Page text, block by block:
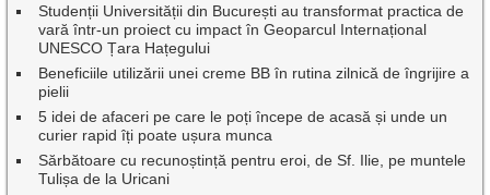
Studenții Universității din București au transformat practica de
vară într-un proiect cu impact în Geoparcul Internațional
UNESCO Țara Hațegului
Beneficiile utilizării unei creme BB în rutina zilnică de îngrijire a
pielii
5 idei de afaceri pe care le poți începe de acasă și unde un
curier rapid îți poate ușura munca
Sărbătoare cu recunoștință pentru eroi, de Sf. Ilie, pe muntele
Tulișa de la Uricani